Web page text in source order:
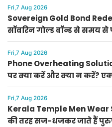
Fri,7 Aug 2026
Sovereign Gold Bond
सॉवरिन गोल्ड बॉन्ड से समय
RBI की नई दरें और रिटर्न की
Fri,7 Aug 2026
Phone Overheating
पर क्या करें और क्या न करें?
के सही उपाय
Fri,7 Aug 2026
Kerala Temple Men
की तरह सज-धजकर जाते हैं